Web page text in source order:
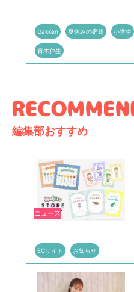
Gakken 夏休みの宿題 小学生
青木伸生
編集部おすすめ
ニュース
ECサイト お知らせ